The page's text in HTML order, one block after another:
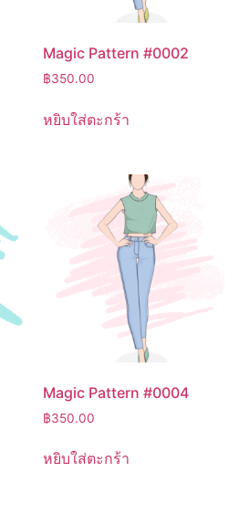
Magic Pattern #0002
฿350.00
หยิบใส่ตะกร้า
Magic Pattern #0004
฿350.00
หยิบใส่ตะกร้า